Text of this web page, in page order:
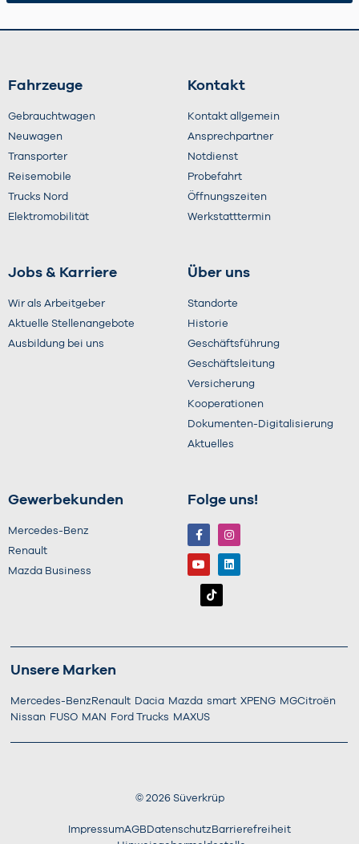
Fahrzeuge
Gebrauchtwagen
Neuwagen
Transporter
Reisemobile
Trucks Nord
Elektromobilität
Kontakt
Kontakt allgemein
Ansprechpartner
Notdienst
Probefahrt
Öffnungszeiten
Werkstatttermin
Jobs & Karriere
Wir als Arbeitgeber
Aktuelle Stellenangebote
Ausbildung bei uns
Über uns
Standorte
Historie
Geschäftsführung
Geschäftsleitung
Versicherung
Kooperationen
Dokumenten-Digitalisierung
Aktuelles
Gewerbekunden
Mercedes-Benz
Renault
Mazda Business
Folge uns!
Unsere Marken
Mercedes-Benz Renault Dacia Mazda smart XPENG MGCitroën
Nissan FUSO MAN Ford Trucks MAXUS
© 2026Süverkrüp
ImpressumAGB Datenschutz Barrierefreiheit